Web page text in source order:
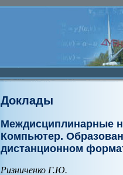
Доклады
Междисциплинарные
Компьютер.
дистанционном
Ризниченко Г.Ю.